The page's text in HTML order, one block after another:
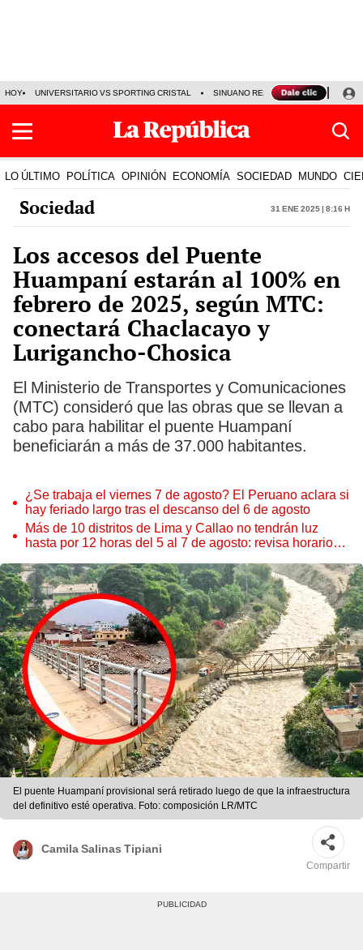
HOY UNIVERSITARIO VS SPORTING CRISTAL SINUANO RESULTADOS HOY
LO ÚLTIMO POLÍTICA OPINIÓN ECONOMÍA SOCIEDAD MUNDO
Sociedad 31 Ene 2025 | 8:16 h
Los accesos del Puente
Huampaní estarán al 100% en
febrero de 2025, según MTC:
conectará Chaclacayo y
Lurigancho-Chosica
El Ministerio de Transportes y Comunicaciones
(MTC) consideró que las obras que se llevan a
cabo para habilitar el puente Huampaní
beneficiarán a más de 37.000 habitantes.
¿Se trabaja el viernes 7 de agosto? El Peruano aclara si
hay feriado largo tras el descanso del 6 de agosto
Más de 10 distritos de Lima y Callao no tendrán luz
hasta por 12 horas del 5 al 7 de agosto: revisa horarios y
El puente Huampaní provisional será retirado luego de que la infraestructura
del definitivo esté operativa. Foto: composición LR/MTC
Camila Salinas Tipiani
Compartir